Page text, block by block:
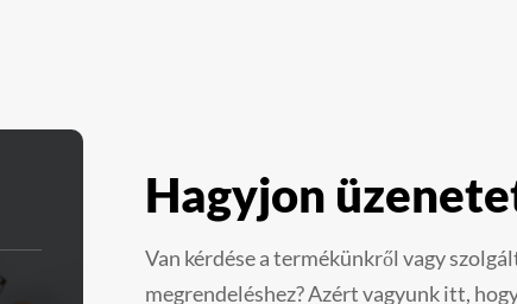
Hagyjon
Van kérdése a termékünkről vagy
megrendeléshez? Azért vagyunk itt,